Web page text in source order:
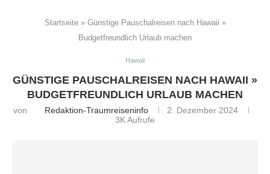
Startseite» Günstige Pauschalreisen nach Hawaii »
Budgetfreundlich Urlaub machen
Hawaii
GÜNSTIGE PAUSCHALREISEN NACH HAWAII »
BUDGETFREUNDLICH URLAUB MACHEN
von Redaktion-Traumreiseninfo
2. Dezember 2024
3KAufrufe